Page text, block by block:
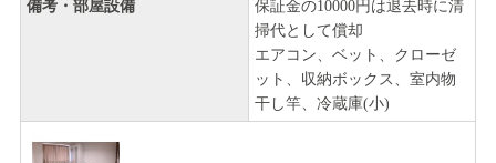
備考・部屋設備
保証金の10000円は退去時に清
掃代として償却
エアコン、ベット、クローゼ
ット、収納ボックス、室内物
干し竿、冷蔵庫(小)